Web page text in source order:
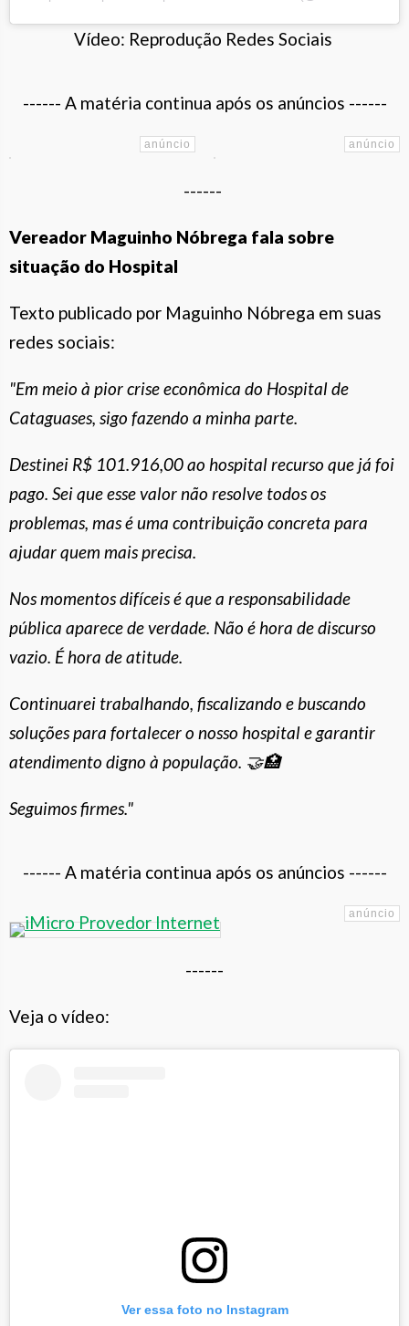
Vídeo: Reprodução Redes Sociais
------ A matéria continua após os anúncios ------
------
Vereador Maguinho Nóbrega fala sobre
situação do Hospital
Texto publicado por Maguinho Nóbrega em suas
redes sociais:
"Em meio à pior crise econômica do Hospital de
Cataguases, sigo fazendo a minha parte.
Destinei R$ 101.916,00 ao hospital recurso que já foi
pago. Sei que esse valor não resolve todos os
problemas, mas é uma contribuição concreta para
ajudar quem mais precisa.
Nos momentos difíceis é que a responsabilidade
pública aparece de verdade. Não é hora de discurso
vazio. É hora de atitude.
Continuarei trabalhando, fiscalizando e buscando
soluções para fortalecer o nosso hospital e garantir
atendimento digno à população. 🤝🏥
Seguimos firmes."
------ A matéria continua após os anúncios ------
------
Veja o vídeo:
Ver essa foto no Instagram